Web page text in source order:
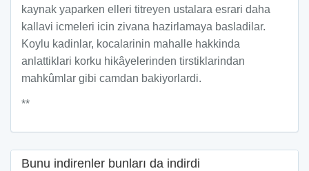
kaynak yaparken elleri titreyen ustalara esrari daha
kallavi icmeleri icin zivana hazirlamaya basladilar.
Koylu kadinlar, kocalarinin mahalle hakkinda
anlattiklari korku hikâyelerinden tirstiklarindan
mahkûmlar gibi camdan bakiyorlardi.
**
Bunu indirenler bunları da indirdi